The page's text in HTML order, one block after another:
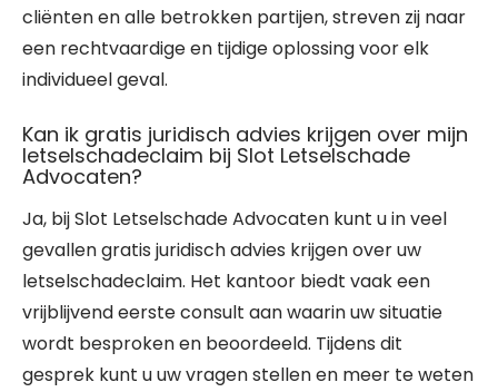
cliënten en alle betrokken partijen, streven zij naar
een rechtvaardige en tijdige oplossing voor elk
individueel geval.
Kan ik gratis juridisch advies krijgen over mijn
letselschadeclaim bij Slot Letselschade
Advocaten?
Ja, bij Slot Letselschade Advocaten kunt u in veel
gevallen gratis juridisch advies krijgen over uw
letselschadeclaim. Het kantoor biedt vaak een
vrijblijvend eerste consult aan waarin uw situatie
wordt besproken en beoordeeld. Tijdens dit
gesprek kunt u uw vragen stellen en meer te weten